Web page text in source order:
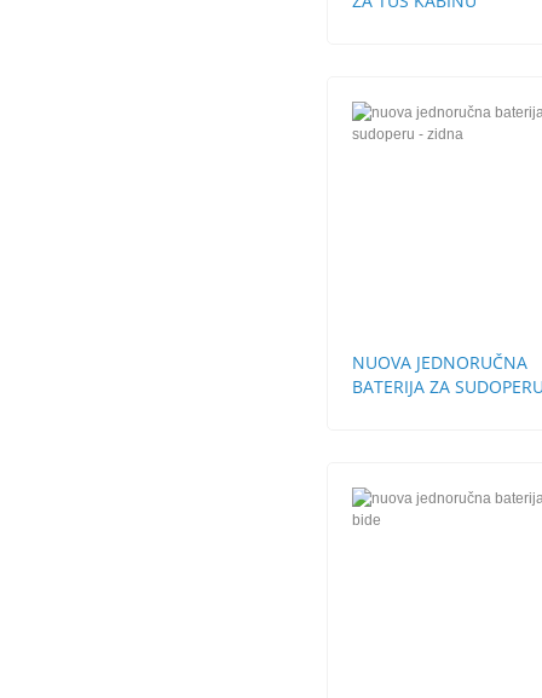
NUOVA JEDNORUČNA
BATERIJA ZA